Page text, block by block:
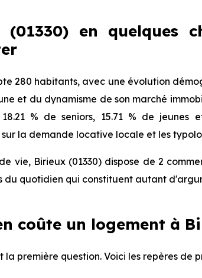
(01330) en
280 habitants, avec une évolution
et du dynamisme de son marché
% de seniors, 15.71 % de jeunes
la demande locative locale et les
vie, Birieux (01330) dispose de 2
du quotidien qui constituent autant
coûte un logement à
la première question. Voici les repères